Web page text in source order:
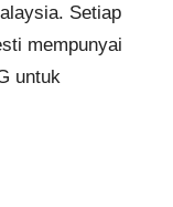
Setiap
mempunyai
untuk